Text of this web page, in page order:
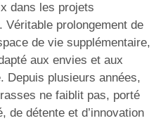
dans les projets
Véritable prolongement de
de vie supplémentaire,
aux envies et aux
Depuis plusieurs années,
ne faiblit pas, porté
de détente et d’innovation